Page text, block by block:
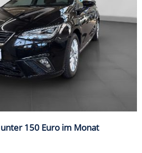
150 Euro im Monat